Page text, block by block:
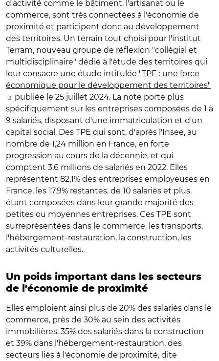
d'activité comme le bâtiment, l'artisanat ou le
commerce, sont très connectées à l'économie de
proximité et participent donc au développement
des territoires. Un terrain tout choisi pour l'institut
Terram, nouveau groupe de réflexion "collégial et
multidisciplinaire" dédié à l'étude des territoires qui
leur consacre une étude intitulée "TPE : une force
économique pour le développement des territoires"
publiée le 25 juillet 2024. La note porte plus
spécifiquement sur les entreprises composées de 1 à
9 salariés, disposant d'une immatriculation et d'un
capital social. Des TPE qui sont, d'après l'Insee, au
nombre de 1,24 million en France, en forte
progression au cours de la décennie, et qui
comptent 3,6 millions de salariés en 2022. Elles
représentent 82,1% des entreprises employeuses en
France, les 17,9% restantes, de 10 salariés et plus,
étant composées dans leur grande majorité des
petites ou moyennes entreprises. Ces TPE sont
surreprésentées dans le commerce, les transports,
l'hébergement-restauration, la construction, les
activités culturelles.
Un poids important dans les secteurs
de l'économie de proximité
Elles emploient ainsi plus de 20% des salariés dans le
commerce, près de 30% au sein des activités
immobilières, 35% des salariés dans la construction
et 39% dans l'hébergement-restauration, des
secteurs liés à l'économie de proximité, dite